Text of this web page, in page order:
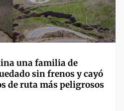
una familia de
sin frenos y cayó
de ruta más peligrosos